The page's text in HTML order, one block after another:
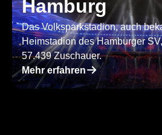
Hamburg
Das Volksparkstadion, auch
Heimstadion des Hamburger
57.439 Zuschauer.
Mehr erfahren􀄫